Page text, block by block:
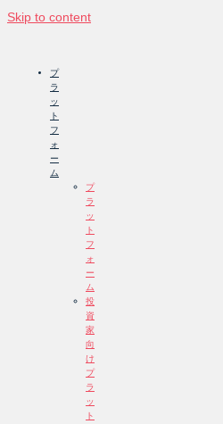
Skip to content
プ
ラ
ッ
ト
フ
ォ
ー
ム
プ
ラ
ッ
ト
フ
ォ
ー
ム
投
資
家
向
け
プ
ラ
ッ
ト